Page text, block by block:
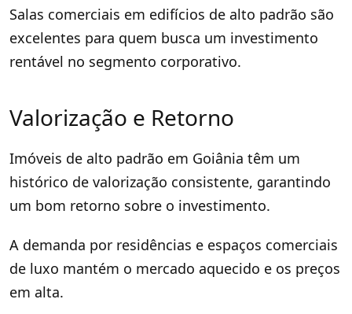
Salas comerciais em edifícios de alto padrão são
excelentes para quem busca um investimento
rentável no segmento corporativo.
Valorização e Retorno
Imóveis de alto padrão em Goiânia têm um
histórico de valorização consistente, garantindo
um bom retorno sobre o investimento.
A demanda por residências e espaços comerciais
de luxo mantém o mercado aquecido e os preços
em alta.